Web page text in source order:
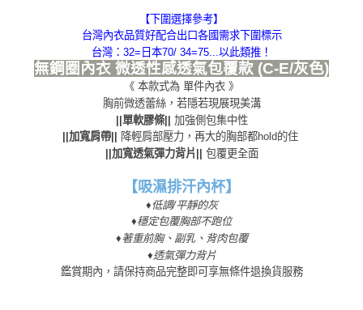
【下圍選擇參考】
台灣內衣品質好配合出口各國需求下圍標示
台灣：32=日本70/ 34=75...以此類推！
無鋼圈內衣 微透性感透氣包覆款 (C-E/灰色)
《 本款式為 單件內衣 》
胸前微透蕾絲，若隱若現展現美溝
||單軟膠條|| 加強側包集中性
||加寬肩帶||
降輕肩部壓力，再大的胸部都hold的住
||加寬透氣彈力背片|| 包覆更全面
【吸濕排汗內杯】
♦低調/平靜的灰
♦穩定包覆胸部不跑位
♦著重前胸、副乳、背肉包覆
♦透氣彈力背片
鑑賞期內，請保持商品完整即可享無條件退換貨服務